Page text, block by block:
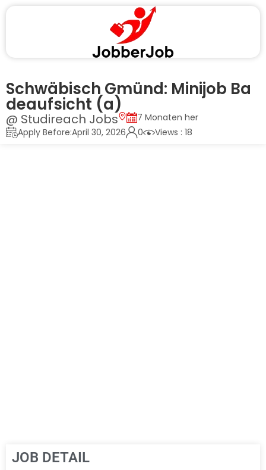
Schwäbisch Gmünd: Minijob Ba
deaufsicht (a)
@ Studireach Jobs
7 Monaten her
Apply Before:April 30, 2026
0 Views : 18
JOB DETAIL